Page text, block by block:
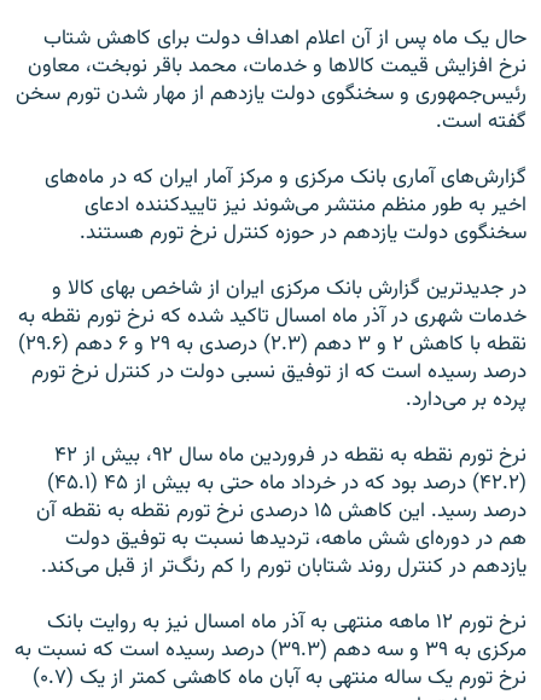
حال یک ماه پس از آن اعلام اهداف دولت برای کاهش شتاب
نرخ افزایش قیمت کالا‌ها و خدمات، ‌محمد باقر نوبخت، معاون
رئیس‌جمهوری و سخنگوی دولت یازدهم از مهار شدن تورم سخن
گفته است.
گزارش‌های آماری بانک مرکزی و مرکز آمار ایران که در ماه‌های
اخیر به طور منظم منتشر می‌شوند نیز تاییدکننده ادعای
سخنگوی دولت یازدهم در حوزه کنترل نرخ تورم هستند.
در جدید‌ترین گزارش بانک مرکزی ایران از شاخص بهای کالا و
خدمات شهری در آذر ماه امسال تاکید شده که نرخ تورم نقطه به
نقطه با کاهش ۲ و ۳ دهم (۲.۳) درصدی به ۲۹ و ۶ دهم (۲۹.۶)
درصد رسیده است که از توفیق نسبی دولت در کنترل نرخ تورم
پرده بر می‌دارد.
نرخ تورم نقطه به نقطه در فروردین ماه سال ۹۲، بیش از ۴۲
(۴۲.۲) درصد بود که در خرداد ماه حتی به بیش از ۴۵ (۴۵.۱)
درصد رسید. این کاهش ۱۵ درصدی نرخ تورم نقطه به نقطه آن
هم در دوره‌ای شش ماهه، تردید‌ها نسبت به توفیق دولت
یازدهم در کنترل روند شتابان تورم را کم رنگ‌تر از قبل می‌کند.
نرخ تورم ۱۲ ماهه منتهی به آذر ماه امسال نیز به روایت بانک
مرکزی به ۳۹ و سه دهم (۳۹.۳) درصد رسیده است که نسبت به
نرخ تورم یک ساله منتهی به آبان ماه کاهشی کمتر از یک (۰.۷)